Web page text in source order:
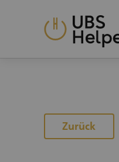
Zurück